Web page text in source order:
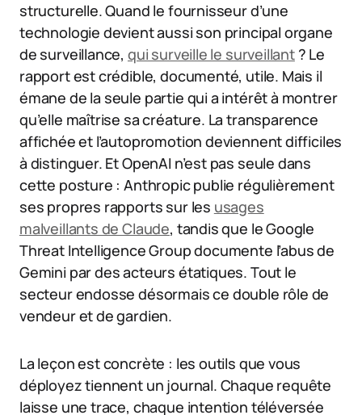
structurelle. Quand le fournisseur d’une
technologie devient aussi son principal organe
de surveillance, qui surveille le surveillant? Le
rapport est crédible, documenté, utile. Mais il
émane de la seule partie qui a intérêt à montrer
qu’elle maîtrise sa créature. La transparence
affichée et l’autopromotion deviennent difficiles
à distinguer. Et OpenAI n’est pas seule dans
cette posture : Anthropic publie régulièrement
ses propres rapports sur les usages
malveillants de Claude, tandis que le Google
Threat Intelligence Group documente l’abus de
Gemini par des acteurs étatiques. Tout le
secteur endosse désormais ce double rôle de
vendeur et de gardien.
La leçon est concrète : les outils que vous
déployez tiennent un journal. Chaque requête
laisse une trace, chaque intention téléversée